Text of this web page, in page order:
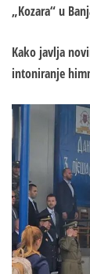
„Kozara“ u
Kako javlja
intoniranje